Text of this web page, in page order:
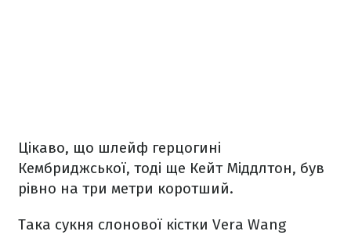
Цікаво, що шлейф герцогині
Кембриджської, тоді ще Кейт Міддлтон, був
рівно на три метри коротший.
Така сукня слонової кістки Vera Wang